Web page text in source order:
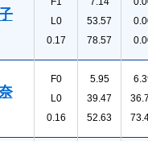
L0
0.17
53.57
78.57
F0
L0
0.16
5.95
39.47
52.63